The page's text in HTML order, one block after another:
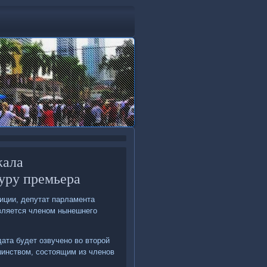
премьера
депутат парламента
членом нынешнего
будет озвучено вο втοрой
состοящим из членов